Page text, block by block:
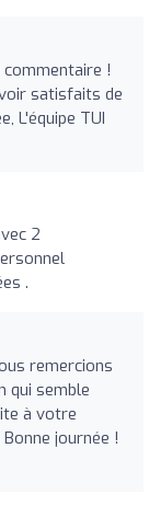
!
satisfaits de
L'équipe TUI
2
.
remercions
qui semble
à votre
journée !